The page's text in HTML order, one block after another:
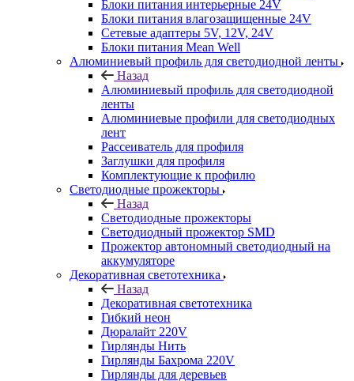
Блоки питания интерьерные 24V
Блоки питания влагозащищенные 24V
Сетевые адаптеры 5V, 12V, 24V
Блоки питания Mean Well
Алюминиевый профиль для светодиодной ленты
Назад
Алюминиевый профиль для светодиодной
ленты
Алюминиевые профили для светодиодных
лент
Рассеиватель для профиля
Заглушки для профиля
Комплектующие к профилю
Светодиодные прожекторы
Назад
Светодиодные прожекторы
Светодиодный прожектор SMD
Прожектор автономный светодиодный на
аккумуляторе
Декоративная светотехника
Назад
Декоративная светотехника
Гибкий неон
Дюралайт 220V
Гирлянды Нить
Гирлянды Бахрома 220V
Гирлянды для деревьев